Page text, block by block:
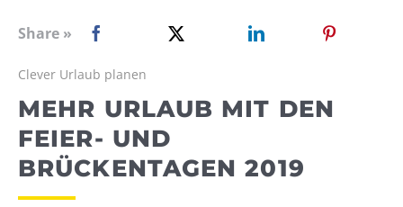
WEBRADIO
Share »
Clever Urlaub planen
MEHR URLAUB MIT DEN
FEIER- UND
BRÜCKENTAGEN 2019